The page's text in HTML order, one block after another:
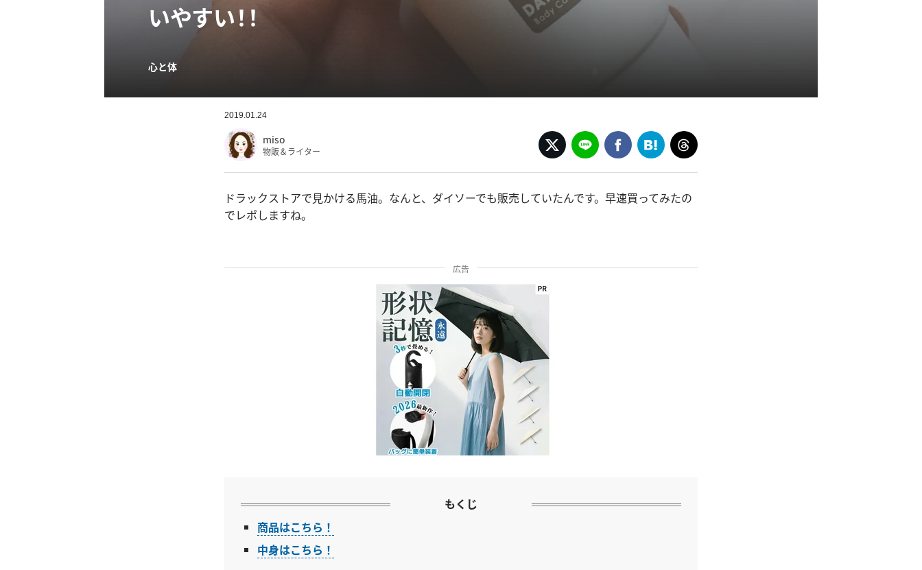
いやすい！！
心と体
2019.01.24
miso
物販＆ライター
ドラックストアで見かける馬油。なんと、ダイソーでも販売していたんです。早速買ってみたの
でレポしますね。
広告
もくじ
商品はこちら！
中身はこちら！